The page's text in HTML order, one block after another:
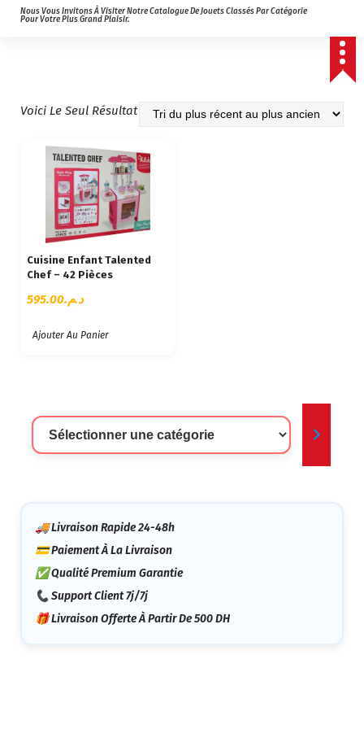
Nous Vous Invitons À Visiter Notre Catalogue De Jouets Classés Par Catégorie
Pour Votre Plus Grand Plaisir.
Voici Le Seul Résultat
Cuisine Enfant Talented
Chef – 42 Pièces
د.م.595.00
Ajouter Au Panier
Sélectionner
🚚 Livraison Rapide 24-48h
💳 Paiement À La Livraison
✅ Qualité Premium Garantie
📞 Support Client 7j/7j
🎁 Livraison Offerte À Partir De 500 DH